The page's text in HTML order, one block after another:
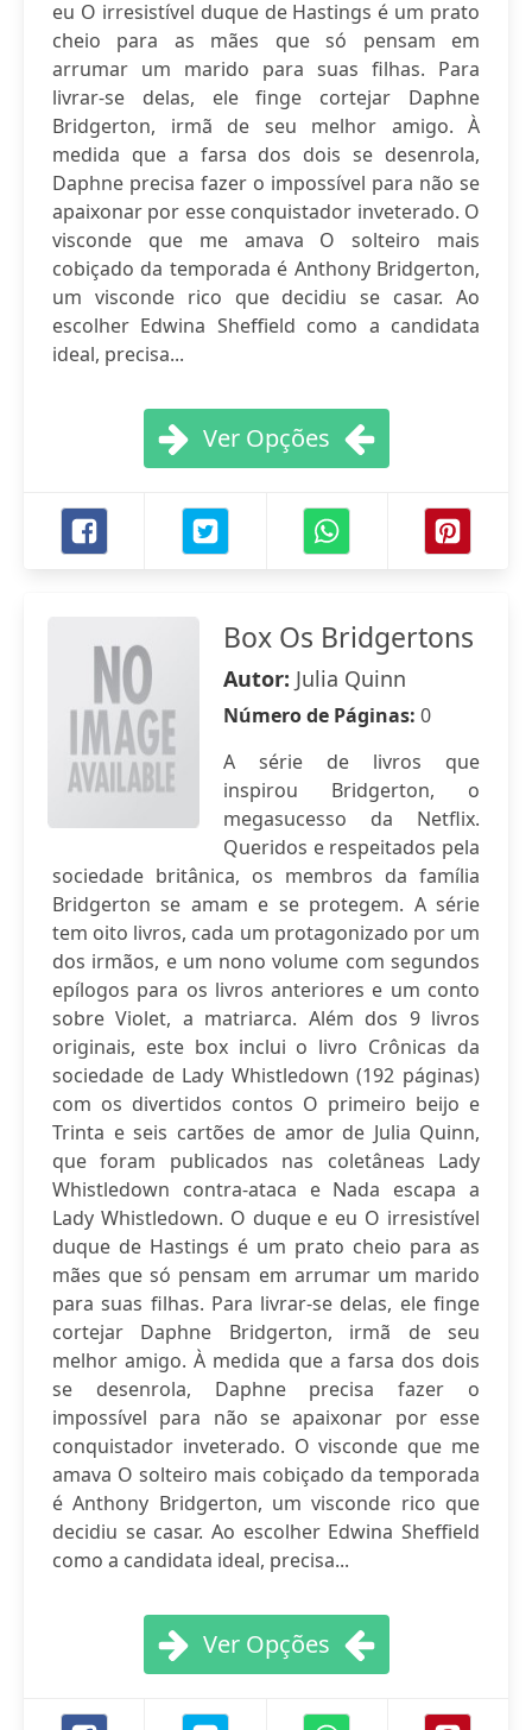
eu O irresistível duque de Hastings é um prato
cheio para as mães que só pensam em
arrumar um marido para suas filhas. Para
livrar-se delas, ele finge cortejar Daphne
Bridgerton, irmã de seu melhor amigo. À
medida que a farsa dos dois se desenrola,
Daphne precisa fazer o impossível para não se
apaixonar por esse conquistador inveterado. O
visconde que me amava O solteiro mais
cobiçado da temporada é Anthony Bridgerton,
um visconde rico que decidiu se casar. Ao
escolher Edwina Sheffield como a candidata
ideal, precisa...
Ver Opções
Box Os Bridgertons
Autor: Julia Quinn
Número de Páginas: 0
A série de livros que
inspirou Bridgerton, o
megasucesso da Netflix.
Queridos e respeitados pela
sociedade britânica, os membros da família
Bridgerton se amam e se protegem. A série
tem oito livros, cada um protagonizado por um
dos irmãos, e um nono volume com segundos
epílogos para os livros anteriores e um conto
sobre Violet, a matriarca. Além dos 9 livros
originais, este box inclui o livro Crônicas da
sociedade de Lady Whistledown (192 páginas)
com os divertidos contos O primeiro beijo e
Trinta e seis cartões de amor de Julia Quinn,
que foram publicados nas coletâneas Lady
Whistledown contra-ataca e Nada escapa a
Lady Whistledown. O duque e eu O irresistível
duque de Hastings é um prato cheio para as
mães que só pensam em arrumar um marido
para suas filhas. Para livrar-se delas, ele finge
cortejar Daphne Bridgerton, irmã de seu
melhor amigo. À medida que a farsa dos dois
se desenrola, Daphne precisa fazer o
impossível para não se apaixonar por esse
conquistador inveterado. O visconde que me
amava O solteiro mais cobiçado da temporada
é Anthony Bridgerton, um visconde rico que
decidiu se casar. Ao escolher Edwina Sheffield
como a candidata ideal, precisa...
Ver Opções